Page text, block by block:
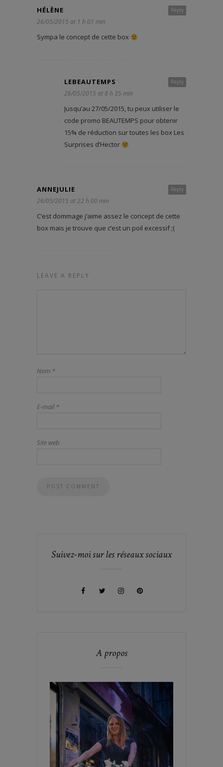
Reply
HÉLÈNE
26/05/2015 at 1 h 01 min
Sympa le concept de cette box
Reply
LEBEAUTEMPS
26/05/2015 at 8 h 35 min
Jusqu’au 27/05/2015, tu peux utiliser le
code promo BEAUTEMPS pour obtenir
15% de réduction sur toutes les box Les
Surprises d’Hector
Reply
ANNEJULIE
26/05/2015 at 22 h 00 min
C’est dommage j’aime assez le concept de cette
box mais je trouve que c’est un poil excessif ;(
LEAVE A REPLY
Nom *
E-mail*
Site web
Suivez-moi sur les réseaux sociaux
A propos